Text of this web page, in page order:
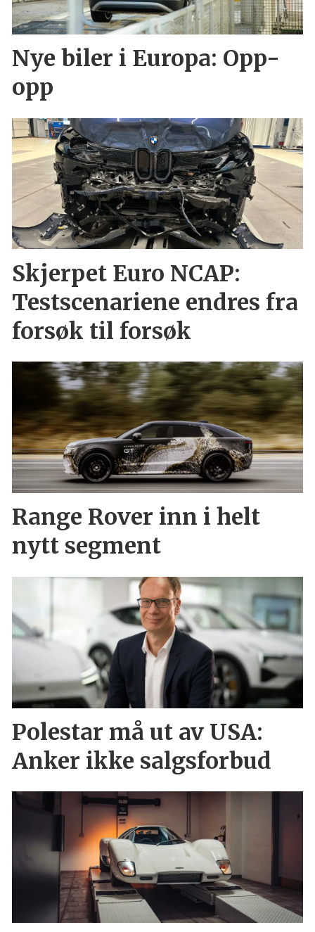
Nye biler i Europa: Opp-
opp
Skjerpet Euro NCAP:
Testscenariene endres fra
forsøk til forsøk
Range Rover inn i helt
nytt segment
Polestar må ut av USA:
Anker ikke salgsforbud